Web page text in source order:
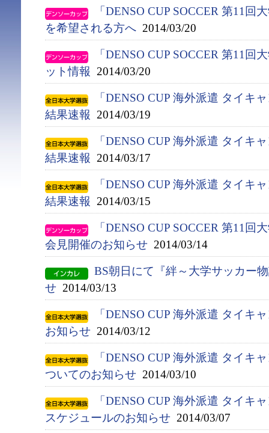
「DENSO CUP SOCCER 第11回
を希望される方へ 2014/03/20
「DENSO CUP SOCCER 第11回
ット情報 2014/03/20
「DENSO CUP 海外派遣 タイキ
結果速報 2014/03/19
「DENSO CUP 海外派遣 タイキ
結果速報 2014/03/17
「DENSO CUP 海外派遣 タイキ
結果速報 2014/03/15
「DENSO CUP SOCCER 第11回
会見開催のお知らせ 2014/03/14
BS朝日にて『絆～大学サッカー
せ 2014/03/13
「DENSO CUP 海外派遣 タイキ
お知らせ 2014/03/12
「DENSO CUP 海外派遣 タイキ
ついてのお知らせ 2014/03/10
「DENSO CUP 海外派遣 タイキ
スケジュールのお知らせ 2014/03/07